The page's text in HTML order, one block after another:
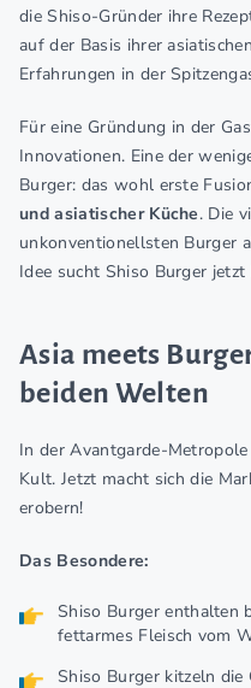
die Shiso-Gründer ihre
auf der Basis ihrer
Erfahrungen in der
Für eine Gründung in der
Innovationen. Eine der
Burger: das wohl erste
und asiatischer Küche. Die
unkonventionellsten Burger
Idee sucht Shiso Burger
Asia meets
beiden Welten
In der Avantgarde-
Kult. Jetzt macht sich die
erobern!
Das Besondere:
Shiso Burger enthalten
fettarmes Fleisch vom
Shiso Burger kitzeln